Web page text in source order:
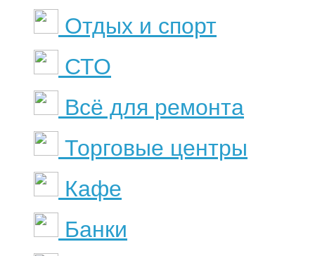
Отдых и спорт
СТО
Всё для ремонта
Торговые центры
Кафе
Банки